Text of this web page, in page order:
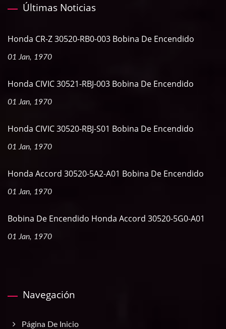
Últimas Noticias
Honda CR-Z 30520-RB0-003 Bobina De Encendido
01 Jan, 1970
Honda CIVIC 30521-RBJ-003 Bobina De Encendido
01 Jan, 1970
Honda CIVIC 30520-RBJ-S01 Bobina De Encendido
01 Jan, 1970
Honda Accord 30520-5A2-A01 Bobina De Encendido
01 Jan, 1970
Bobina De Encendido Honda Accord 30520-5G0-A01
01 Jan, 1970
Navegación
Página De Inicio